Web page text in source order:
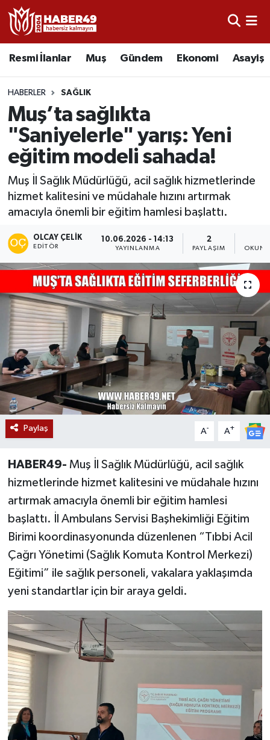
Resmi İlanlar Muş Gündem Ekonomi Asayiş
HABERLER SAĞLIK
Muş’ta sağlıkta
"Saniyelerle" yarış: Yeni
eğitim modeli sahada!
Muş İl Sağlık Müdürlüğü, acil sağlık hizmetlerinde
hizmet kalitesini ve müdahale hızını artırmak
amacıyla önemli bir eğitim hamlesi başlattı.
OLCAY ÇELIK
EDITÖR
10.06.2026 - 14:13
YAYINLANMA
2
PAYLAŞIM
Paylaş A- A+
HABER49- Muş İl Sağlık Müdürlüğü, acil sağlık
hizmetlerinde hizmet kalitesini ve müdahale hızını
artırmak amacıyla önemli bir eğitim hamlesi
başlattı. İl Ambulans Servisi Başhekimliği Eğitim
Birimi koordinasyonunda düzenlenen “Tıbbi Acil
Çağrı Yönetimi (Sağlık Komuta Kontrol Merkezi)
Eğitimi” ile sağlık personeli, vakalara yaklaşımda
yeni standartlar için bir araya geldi.
Resmi İlanlar
Asayiş
Bölge
Eğitim
Sağlık
Spor
Siyaset
Teknoloji
Kültür Sanat
Hasköy
Bulanık
Malazgirt
Varto
Uşak Nöbetçi Eczaneler
Uşak Hava Durumu
Uşak Namaz Vakitleri
Uşak Trafik Yoğunluk Haritası
Tüm Manşetler
Haber Arşivi